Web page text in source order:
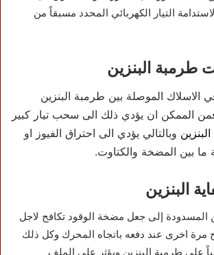
التيار الكهربائي المحدد مسبقاً من
الاسلاك الموصلة بين طرمبة البنزين
فمن الممكن ان يؤدي ذلك الى سحب تيار كبير
وبالتالي يؤدي الى احتراق الفيوز او
ما بين المضخة والكتاوت.
المسدودة إلى جعل مضخة الوقود تكافح لاجل
مرة اخرى عند دفعه باتجاه المحرك وكل ذلك
على طرمبة البنزين ويؤثر على الملف